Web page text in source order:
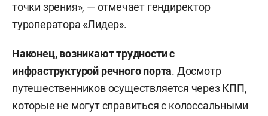
точки зрения», — отмечает гендиректор
туроператора «Лидер».
Наконец, возникают трудности с
инфраструктурой речного порта. Досмотр
путешественников осуществляется через КПП,
которые не могут справиться с колоссальными